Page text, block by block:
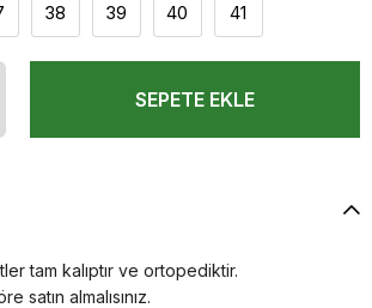
38 39 40 41
tam kalıptır ve ortopediktir.
satın almalısınız.